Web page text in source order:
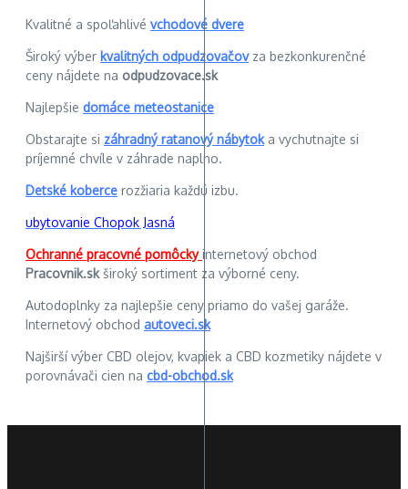
Kvalitné a spoľahlivé vchodové dvere
Široký výber kvalitných odpudzovačovza bezkonkurenčné
ceny nájdete na odpudzovace.sk
Najlepšie domáce meteostanice
Obstarajte si záhradný ratanový nábytoka vychutnajte si
príjemné chvíle v záhrade naplno.
Detské koberce rozžiaria každú izbu.
ubytovanie Chopok Jasná
Ochranné pracovné pomôckyinternetový obchod
Pracovnik.skširoký sortiment za výborné ceny.
Autodoplnky za najlepšie ceny priamo do vašej garáže.
Internetový obchod autoveci.sk
Najširší výber CBD olejov, kvapiek a CBD kozmetiky nájdete v
porovnávači cien na cbd-obchod.sk